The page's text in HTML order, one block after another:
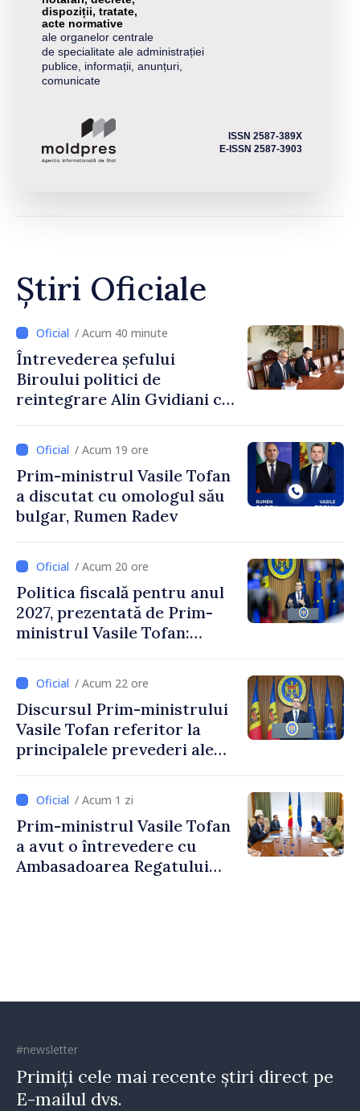
dispoziții, tratate,
acte normative
ale organelor centrale
de specialitate ale administrației
publice, informații, anunțuri,
comunicate
ISSN 2587-389X
E-ISSN 2587-3903
Știri Oficiale
/ Acum 40 minute
Întrevederea șefului
Biroului politici de
reintegrare Alin Gvidiani cu
Comitetului Internațional al
Crucii Roșii în Moldova
/ Acum 19 ore
Prim-ministrul Vasile Tofan
a discutat cu omologul său
bulgar, Rumen Radev
/ Acum 20 ore
Politica fiscală pentru anul
2027, prezentată de Prim-
ministrul Vasile Tofan:
stimularea investițiilor și o
taxare mai echitabilă
/ Acum 22 ore
Discursul Prim-ministrului
Vasile Tofan referitor la
principalele prevederi ale
2027
/ Acum 1 zi
Prim-ministrul Vasile Tofan
a avut o întrevedere cu
Ambasadoarea Regatului
#newsletter
Primiți cele mai recente știri direct pe
E-mailul dvs.